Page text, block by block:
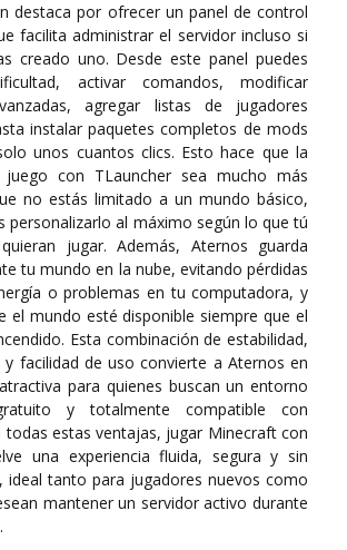
destaca por ofrecer un panel de control
facilita administrar el servidor incluso si
creado uno. Desde este panel puedes
activar comandos, modificar
agregar listas de jugadores
instalar paquetes completos de mods
unos cuantos clics. Esto hace que la
juego con TLauncher sea mucho más
no estás limitado a un mundo básico,
personalizarlo al máximo según lo que tú
jugar. Además, Aternos guarda
tu mundo en la nube, evitando pérdidas
o problemas en tu computadora, y
el mundo esté disponible siempre que el
Esta combinación de estabilidad,
y facilidad de uso convierte a Aternos en
para quienes buscan un entorno
y totalmente compatible con
todas estas ventajas, jugar Minecraft con
una experiencia fluida, segura y sin
ideal tanto para jugadores nuevos como
mantener un servidor activo durante